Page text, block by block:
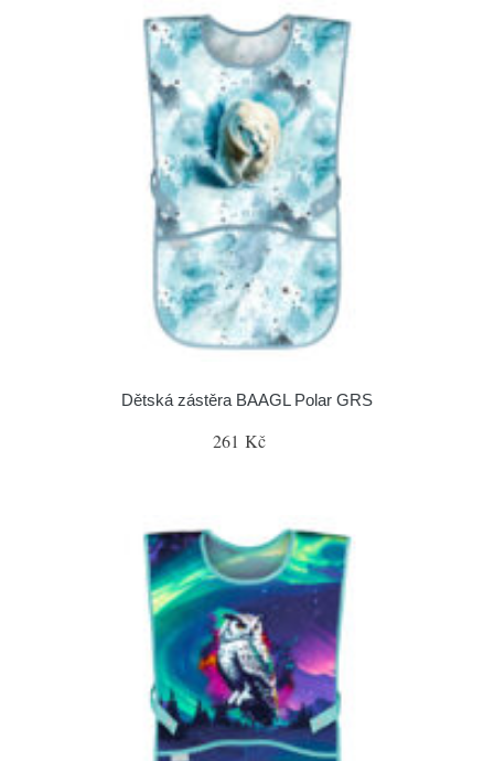
Dětská zástěra BAAGL Polar GRS
261 Kč